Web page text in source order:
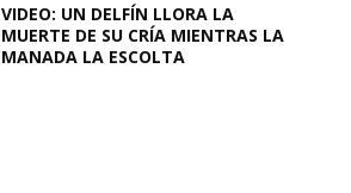
VIDEO: UN DELFÍN LLORA LA
MUERTE DE SU CRÍA MIENTRAS LA
MANADA LA ESCOLTA